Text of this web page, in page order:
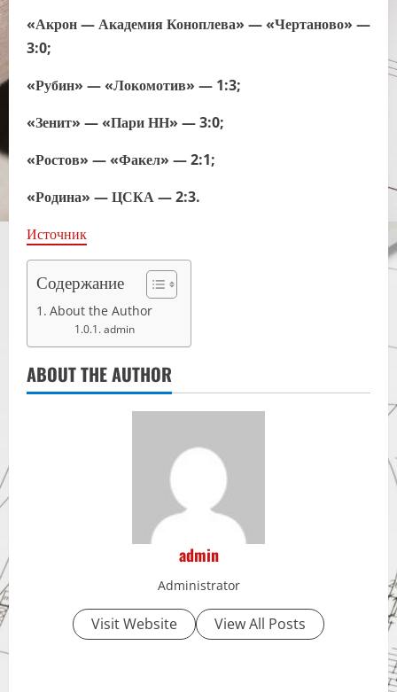
«Акрон — Академия Коноплева» — «Чертаново» —
3:0;
«Рубин» — «Локомотив» — 1:3;
«Зенит» — «Пари НН» — 3:0;
«Ростов» — «Факел» — 2:1;
«Родина» — ЦСКА — 2:3.
Источник
Содержание
About the Author
admin
ABOUT THE AUTHOR
admin
Administrator
Visit Website View All Posts